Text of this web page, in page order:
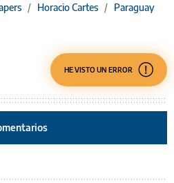
/ Horacio Cartes / Paraguay
HE VISTO UN ERROR